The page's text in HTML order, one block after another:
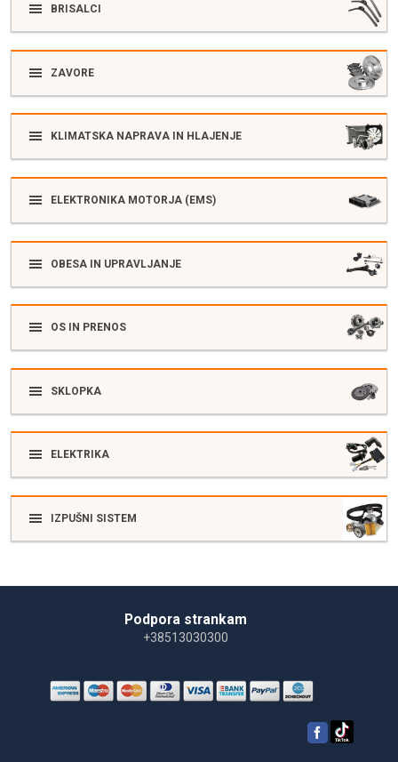
BRISALCI
ZAVORE
KLIMATSKA NAPRAVA IN HLAJENJE
ELEKTRONIKA MOTORJA (EMS)
OBESA IN UPRAVLJANJE
OS IN PRENOS
SKLOPKA
ELEKTRIKA
IZPUŠNI SISTEM
Podpora strankam
+38513030300